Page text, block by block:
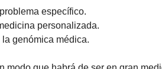
específico.
personalizada.
genómica médica.